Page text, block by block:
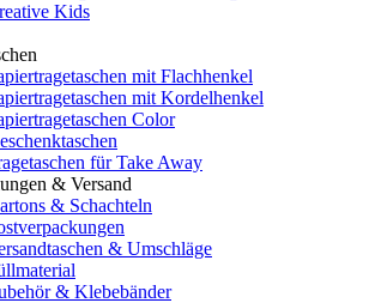
Kids
mit Flachhenkel
mit Kordelhenkel
Color
für Take Away
& Versand
& Schachteln
& Umschläge
& Klebebänder